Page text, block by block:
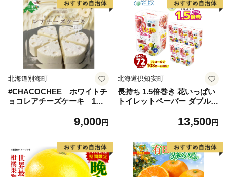
直送 】
北海道別海町
#CHACOCHEE ホワイトチ
ョコレアチーズケーキ 1ホ
海町,チーズ,ちーず,チーズケ
9,000円
北海道倶知安町
長持ち 1.5倍巻き 花いっぱい
トイレットペーパー ダブル 4
プリント ハーブ 香り付き 日
品 備蓄 送料無料 北海道 倶知
安町 日用品
13,500円